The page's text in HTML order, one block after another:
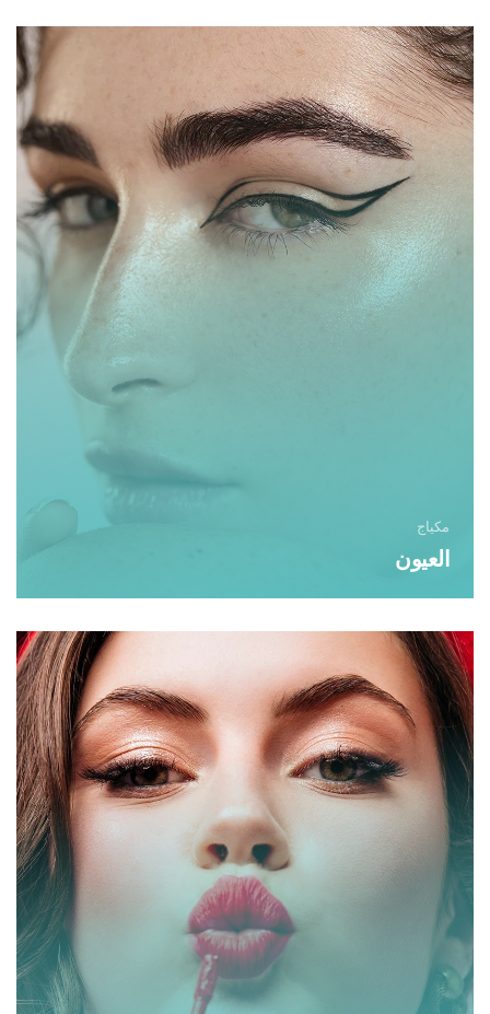
مكياج
العيون